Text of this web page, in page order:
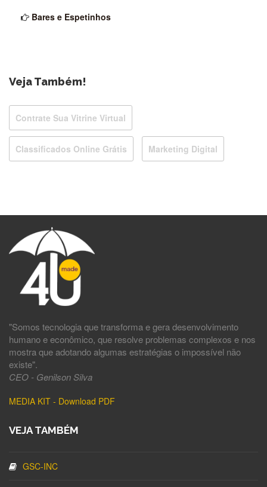
Bares e Espetinhos
Veja Também!
Contrate Sua Vitrine Virtual
Classificados Online Grátis Marketing Digital
"Somos tecnologia que transforma e gera desenvolvimento
humano e econômico, que resolve problemas complexos e nos
mostra que adotando algumas estratégias o impossível não
existe".
CEO - Genilson Silva
MEDIA KIT - Download PDF
VEJA TAMBÉM
GSC-INC